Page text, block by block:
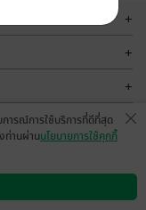
+
+
+
+
วิธีการใช้งาน ติดต่อเรา
ารณ์การใช้บริการที่ดีที่สุด
ท่านผ่านนโยบายการใช้คุกกี้